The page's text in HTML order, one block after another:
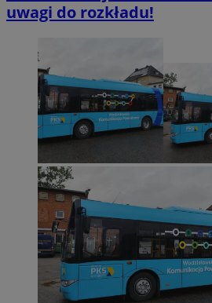
uwagi do rozkładu!